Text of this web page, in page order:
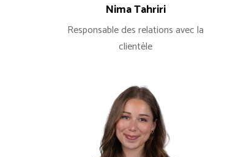
Nima Tahriri
Responsable des relations avec la
clientèle